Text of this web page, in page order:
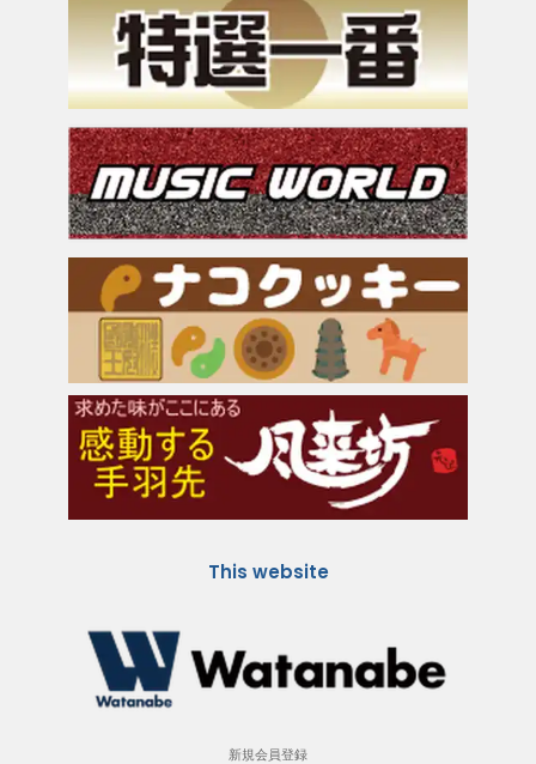
This website
新規会員登録